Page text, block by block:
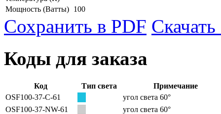
Мощность (Ватты) 100
Сохранить в PDF
Коды для заказа
Код Тип света
Примечание
OSF100-37-C-61
угол света 60°
OSF100-37-NW-61
угол света 60°